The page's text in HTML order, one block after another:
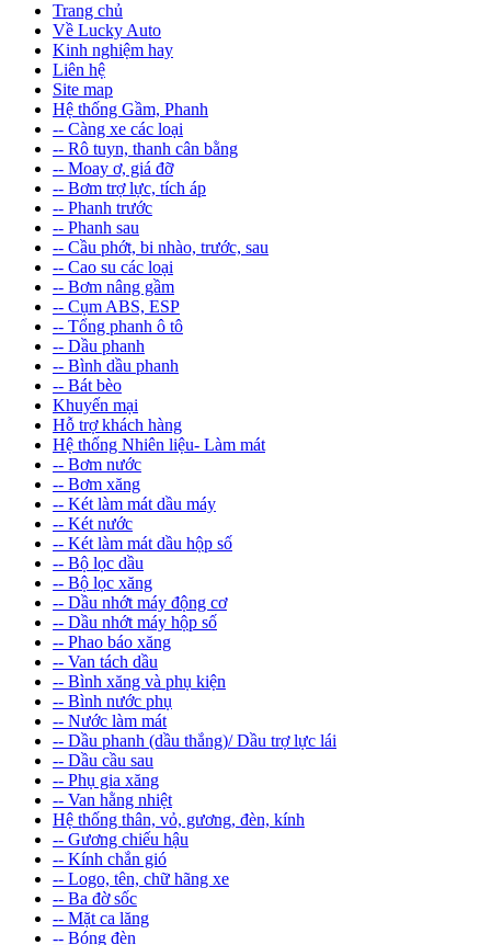
Trang chủ
Về Lucky Auto
Kinh nghiệm hay
Liên hệ
Site map
Hệ thống Gầm, Phanh
-- Càng xe các loại
-- Rô tuyn, thanh cân bằng
-- Moay ơ, giá đỡ
-- Bơm trợ lực, tích áp
-- Phanh trước
-- Phanh sau
-- Cầu phớt, bi nhào, trước, sau
-- Cao su các loại
-- Bơm nâng gầm
-- Cụm ABS, ESP
-- Tổng phanh ô tô
-- Dầu phanh
-- Bình dầu phanh
-- Bát bèo
Khuyến mại
Hỗ trợ khách hàng
Hệ thống Nhiên liệu- Làm mát
-- Bơm nước
-- Bơm xăng
-- Két làm mát dầu máy
-- Két nước
-- Két làm mát dầu hộp số
-- Bộ lọc dầu
-- Bộ lọc xăng
-- Dầu nhớt máy động cơ
-- Dầu nhớt máy hộp số
-- Phao báo xăng
-- Van tách dầu
-- Bình xăng và phụ kiện
-- Bình nước phụ
-- Nước làm mát
-- Dầu phanh (dầu thắng)/ Dầu trợ lực lái
-- Dầu cầu sau
-- Phụ gia xăng
-- Van hằng nhiệt
Hệ thống thân, vỏ, gương, đèn, kính
-- Gương chiếu hậu
-- Kính chắn gió
-- Logo, tên, chữ hãng xe
-- Ba đờ sốc
-- Mặt ca lăng
-- Bóng đèn